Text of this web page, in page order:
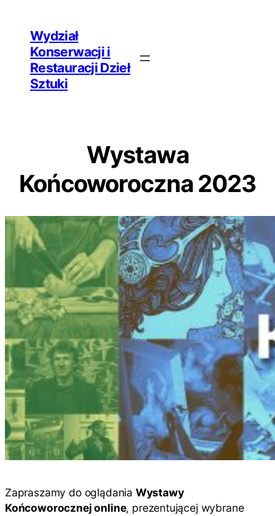
Wydział
Konserwacji i
Restauracji Dzieł
Sztuki
Wystawa
Końcoworoczna 2023
Zapraszamy do oglądania Wystawy
Końcoworocznej online, prezentującej wybrane